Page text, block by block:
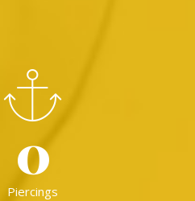
0
Piercings